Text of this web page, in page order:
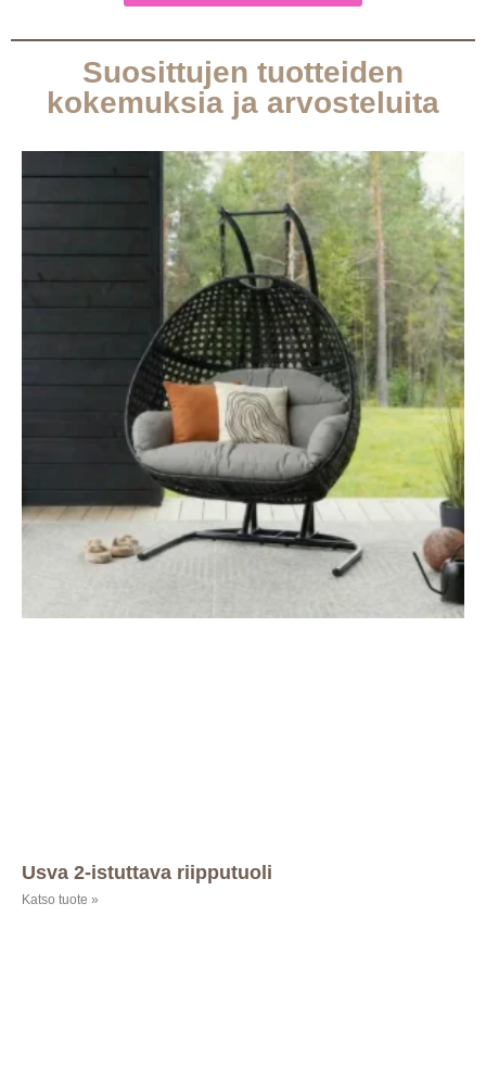
Suosittujen tuotteiden
kokemuksia ja arvosteluita
Usva 2-istuttava riipputuoli
Katso tuote »